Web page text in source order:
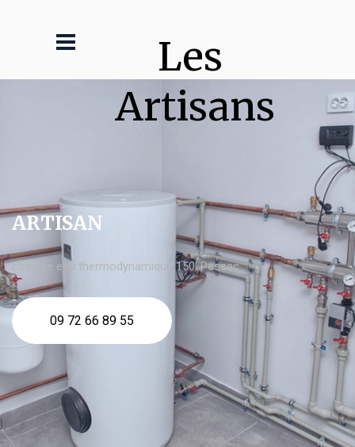
Les
Artisans
ARTISAN
chauffe eau thermodynamique 150l Pessac
09 72 66 89 55